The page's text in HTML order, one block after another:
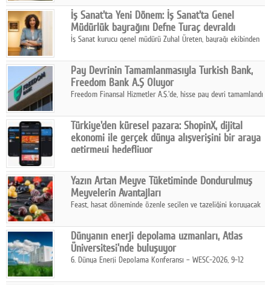
katmanlı bir aile hikâyesi anlatıyor.
İş Sanat'ta Yeni Dönem: İş Sanat'ta Genel
Müdürlük bayrağını Defne Turaç devraldı
İş Sanat kurucu genel müdürü Zuhal Üreten, bayrağı ekibinden
Pay Devrinin Tamamlanmasıyla Turkish Bank,
Freedom Bank A.Ş Oluyor
Freedom Finansal Hizmetler A.Ş.'de, hisse pay devri tamamlandı
Turkish Bank'ın ticaret unvanının “Freedom Bank A.Ş.” olmasına
karar verildi.
Türkiye'den küresel pazara: ShopinX, dijital
ekonomi ile gerçek dünya alışverişini bir araya
getirmeyi hedefliyor
ekonomi ile gerçek dünya alışveriş deneyimi arasında köprü
kurmayı hedefleyen vizyonuyla uluslararası pazarlara açılıyor.
Yazın Artan Meyve Tüketiminde Dondurulmuş
Meyvelerin Avantajları
Feast, hasat döneminde özenle seçilen ve tazeliğini koruyacak
pratik, güvenilir ve lezzetli bir alternatif sunuyor.
Dünyanın enerji depolama uzmanları, Atlas
Üniversitesi'nde buluşuyor
6. Dünya Enerji Depolama Konferansı – WESC-2026, 9-12
sahipliğinde gerçekleştirilecek.